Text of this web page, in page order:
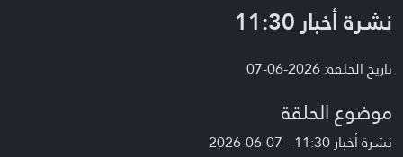
نشرة أخبار 11:30
تاريخ الحلقة: 2026-06-07
موضوع الحلقة
نشرة أخبار 11:30 - 07-06-2026